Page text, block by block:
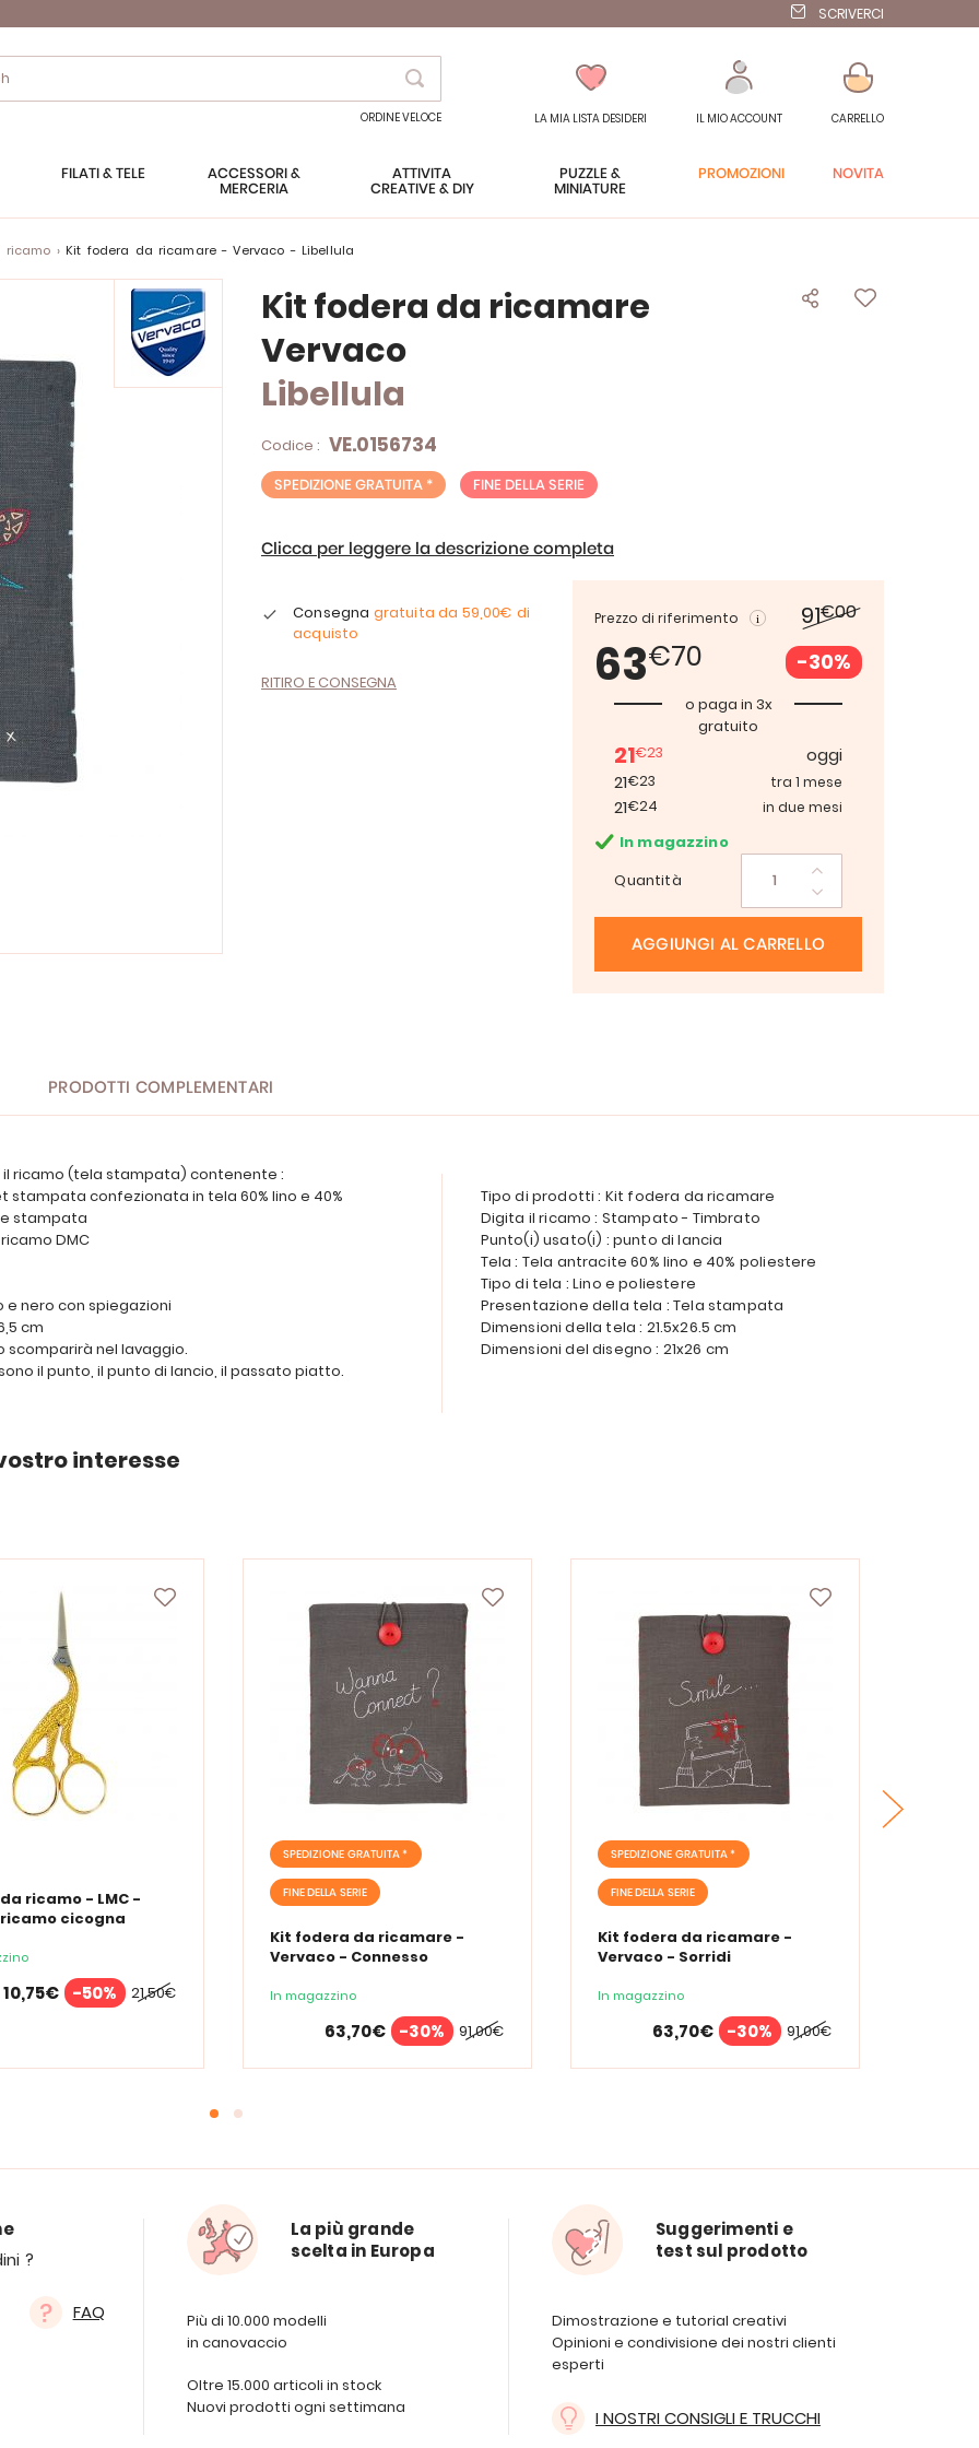
SCRIVERCI
Search
ORDINE VELOCE LA MIA LISTA DESIDERI IL MIO ACCOUNT CARRELLO
FILATI & TELE
ACCESSORI &
MERCERIA
ATTIVITÀ
CREATIVE & DIY
PUZZLE &
MINIATURE
PROMOZIONI NOVITÀ
ricamo Kit fodera da ricamare - Vervaco - Libellula
Kit fodera da ricamare
Vervaco
Libellula
Codice : VE.0156734
SPEDIZIONE GRATUITA * FINE DELLA SERIE
Clicca per leggere la descrizione completa
Prezzo di riferimento 91€00
63€70 -30%
o paga in 3x
gratuito
21€23
oggi
21€23 tra 1 mese
21€24 in due mesi
In magazzino
Quantità
AGGIUNGI AL CARRELLO
Consegna gratuita da 59,00€ di
acquisto
RITIRO E CONSEGNA
PRODOTTI COMPLEMENTARI
ricamo (tela stampata) contenente :
stampata confezionata in tela 60% lino e 40%
stampata
DMC
e nero con spiegazioni
cm
scomparirà nel lavaggio.
il punto, il punto di lancio, il passato piatto.
Tipo di prodotti : Kit fodera da ricamare
Digita il ricamo : Stampato - Timbrato
Punto(i) usato(i) : punto di lancia
Tela : Tela antracite 60% lino e 40% poliestere
Tipo di tela : Lino e poliestere
Presentazione della tela : Tela stampata
Dimensioni della tela : 21.5x26.5 cm
Dimensioni del disegno : 21x26 cm
interesse
ricamo - LMC -
cicogna
21,50€
10,75€ -50%
SPEDIZIONE GRATUITA *
FINE DELLA SERIE
Kit fodera da ricamare -
Vervaco - Connesso
In magazzino
91,00€
63,70€ -30%
SPEDIZIONE GRATUITA *
FINE DELLA SERIE
Kit fodera da ricamare -
Vervaco - Sorridi
In magazzino
91,00€
63,70€ -30%
?
FAQ
La più grande
scelta in Europa
Più di 10.000 modelli
in canovaccio
Oltre 15.000 articoli in stock
Nuovi prodotti ogni settimana
Suggerimenti e
test sul prodotto
Dimostrazione e tutorial creativi
Opinioni e condivisione dei nostri clienti
esperti
I NOSTRI CONSIGLI E TRUCCHI